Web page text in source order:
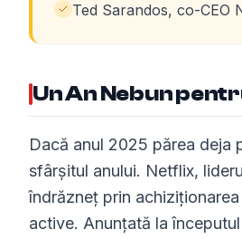
Ted Sarandos, co-CEO
Un An Nebun
Dacă anul 2025 părea deja
sfârșitul anului. Netflix,
îndrăzneț prin
active. Anunțată la